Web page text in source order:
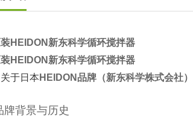
HEIDON新东科学循环搅拌器
HEIDON新东科学循环搅拌器
于日本‌ HEIDON品牌（新东科学株式会社）
牌背景与历史